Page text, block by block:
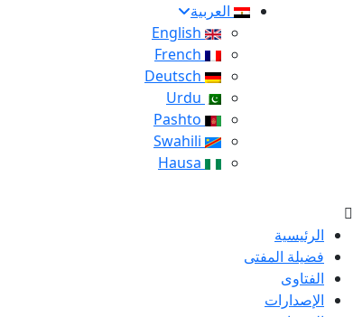
العربية
الرئيسية
فضيلة المفتى
الفتاوى
الإصدارات